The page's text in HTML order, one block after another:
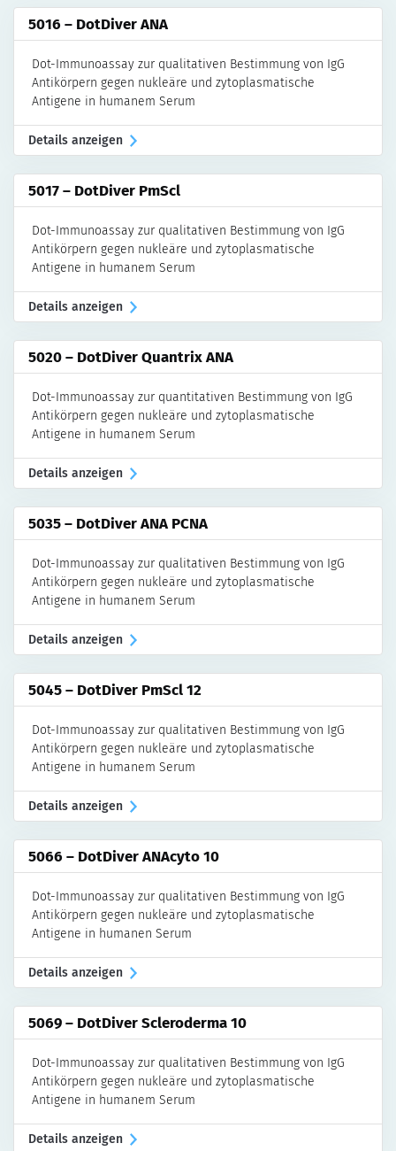
5016 – DotDiver ANA
Dot-Immunoassay zur qualitativen Bestimmung von IgG
Antikörpern gegen nukleäre und zytoplasmatische
Antigene in humanem Serum
Details anzeigen
5017 – DotDiver PmScl
Dot-Immunoassay zur qualitativen Bestimmung von IgG
Antikörpern gegen nukleäre und zytoplasmatische
Antigene in humanem Serum
Details anzeigen
5020 – DotDiver Quantrix ANA
Dot-Immunoassay zur quantitativen Bestimmung von IgG
Antikörpern gegen nukleäre und zytoplasmatische
Antigene in humanem Serum
Details anzeigen
5035 – DotDiver ANA PCNA
Dot-Immunoassay zur qualitativen Bestimmung von IgG
Antikörpern gegen nukleäre und zytoplasmatische
Antigene in humanem Serum
Details anzeigen
5045 – DotDiver PmScl 12
Dot-Immunoassay zur qualitativen Bestimmung von IgG
Antikörpern gegen nukleäre und zytoplasmatische
Antigene in humanem Serum
Details anzeigen
5066 – DotDiver ANAcyto 10
Dot-Immunoassay zur qualitativen Bestimmung von IgG
Antikörpern gegen nukleäre und zytoplasmatische
Antigene in humanen Serum
Details anzeigen
5069 – DotDiver Scleroderma 10
Dot-Immunoassay zur qualitativen Bestimmung von IgG
Antikörpern gegen nukleäre und zytoplasmatische
Antigene in humanem Serum
Details anzeigen